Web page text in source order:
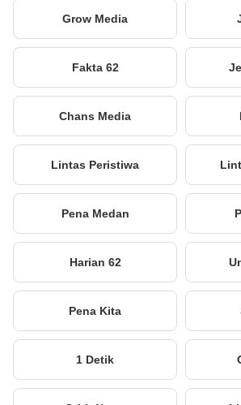
Grow Media
Fakta 62
Chans Media
Lintas Peristiwa
Pena Medan
Harian 62
Pena Kita
1 Detik